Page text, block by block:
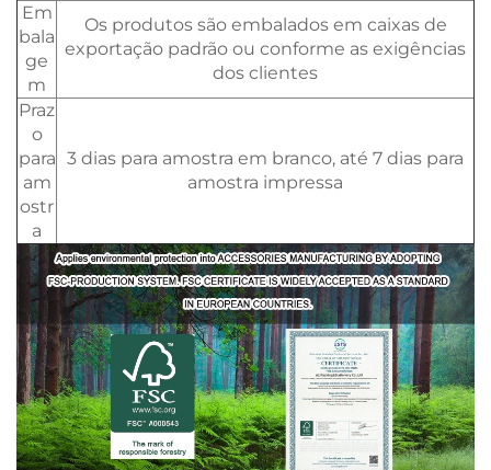
Em
bala
ge
m
Os produtos são embalados em caixas de
exportação padrão ou conforme as exigências
dos clientes
Praz
o
para
am
ostr
a
3 dias para amostra em branco, até 7 dias para
amostra impressa